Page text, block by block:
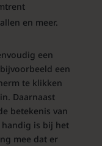
en meer.
een
een
te klikken
Daarnaast
betekenis van
is bij het
mee dat er